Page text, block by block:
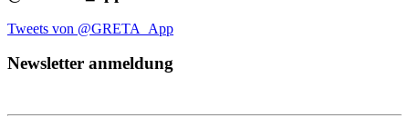
Tweets von @GRETA_App
Newsletter anmeldung